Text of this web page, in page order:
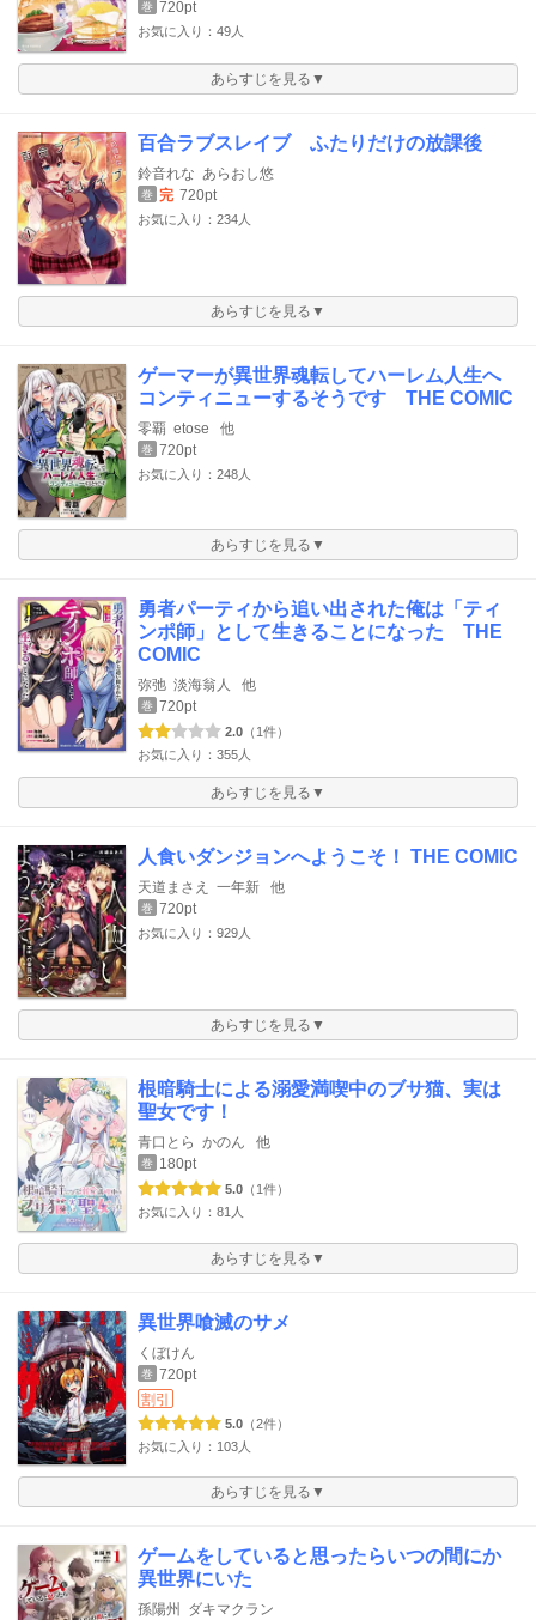
巻 720pt
お気に入り：49人
あらすじを見る▼
百合ラブスレイブ ふたりだけの放課後
鈴音れな あらおし悠
巻 完 720pt
お気に入り：234人
あらすじを見る▼
ゲーマーが異世界魂転してハーレム人生へ
コンティニューするそうです THE COMIC
零覇 etose 他
巻 720pt
お気に入り：248人
あらすじを見る▼
勇者パーティから追い出された俺は「ティ
ンポ師」として生きることになった THE
COMIC
弥弛 淡海翁人 他
巻 720pt
2.0 （1件）
お気に入り：355人
あらすじを見る▼
人食いダンジョンへようこそ！ THE COMIC
天道まさえ 一年新 他
巻 720pt
お気に入り：929人
あらすじを見る▼
根暗騎士による溺愛満喫中のブサ猫、実は
聖女です！
青口とら かのん 他
巻 180pt
5.0 （1件）
お気に入り：81人
あらすじを見る▼
異世界喰滅のサメ
くぼけん
巻 720pt
割引
5.0 （2件）
お気に入り：103人
あらすじを見る▼
ゲームをしていると思ったらいつの間にか
異世界にいた
孫陽州 ダキマクラン